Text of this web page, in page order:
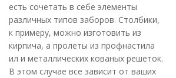
есть сочетать в себе элементы
различных типов заборов. Столбики,
к примеру, можно изготовить из
кирпича, а пролеты из профнастила
ил и металлических кованых решеток.
В этом случае все зависит от ваших